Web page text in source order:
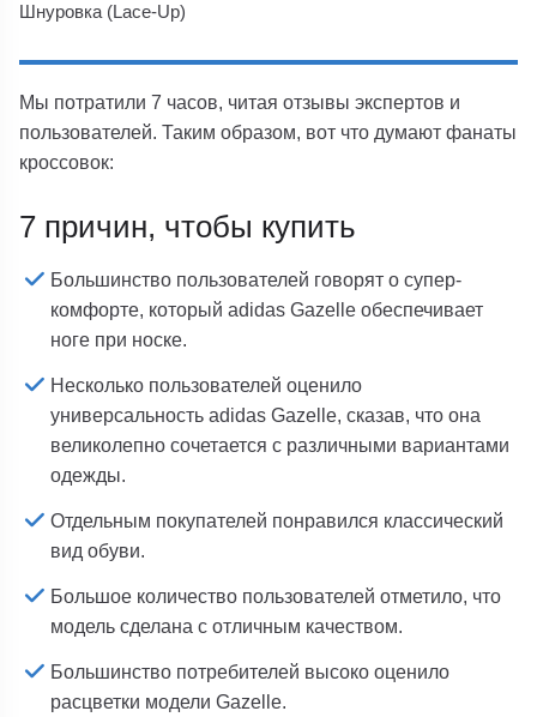
Шнуровка (Lace-Up)
Мы потратили 7 часов, читая отзывы экспертов и
пользователей. Таким образом, вот что думают фанаты
кроссовок:
7 причин, чтобы купить
Большинство пользователей говорят о супер-
комфорте, который adidas Gazelle обеспечивает
ноге при носке.
Несколько пользователей оценило
универсальность adidas Gazelle, сказав, что она
великолепно сочетается с различными вариантами
одежды.
Отдельным покупателей понравился классический
вид обуви.
Большое количество пользователей отметило, что
модель сделана с отличным качеством.
Большинство потребителей высоко оценило
расцветки модели Gazelle.